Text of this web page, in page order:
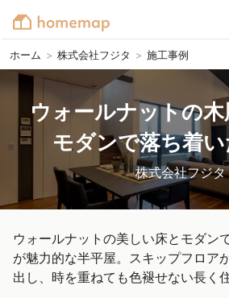
ホーム > 株式会社フジタ > 施工事例
ウォールナットの
モダンで落ち着
株式会社フジタ
ウォールナットの美しい床とモダン
が魅力的な半平屋。スキップフロア
出し、時を重ねても色褪せない長く